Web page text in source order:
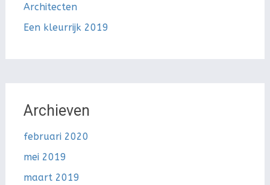
Architecten
Een kleurrijk 2019
Archieven
februari 2020
mei 2019
maart 2019